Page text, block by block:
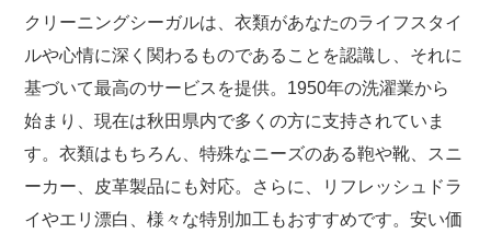
クリーニングシーガルは、衣類があなたのライフスタイ
ルや心情に深く関わるものであることを認識し、それに
基づいて最高のサービスを提供。1950年の洗濯業から
始まり、現在は秋田県内で多くの方に支持されていま
す。衣類はもちろん、特殊なニーズのある鞄や靴、スニ
ーカー、皮革製品にも対応。さらに、リフレッシュドラ
イやエリ漂白、様々な特別加工もおすすめです。安い価